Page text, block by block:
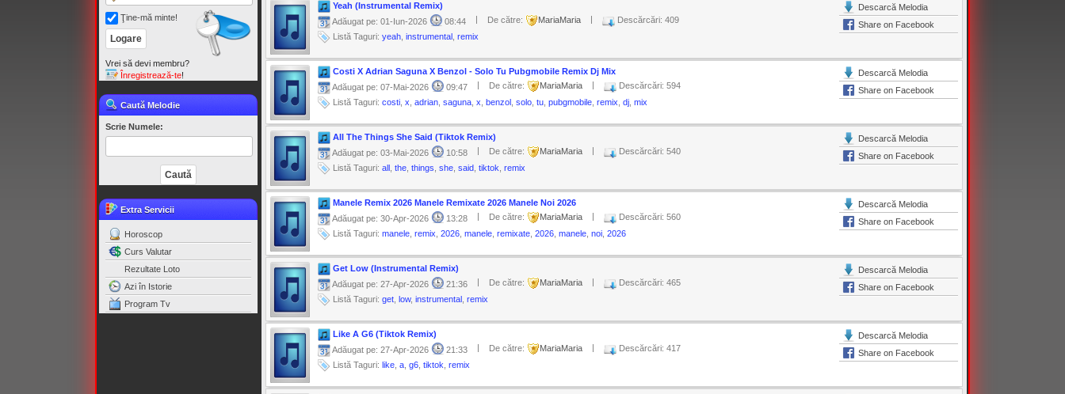
Ţine-mă minte!
Vrei să devi membru?
Înregistrează-te!
Caută Melodie
Scrie Numele:
Extra Servicii
Horoscop
Curs Valutar
Rezultate Loto
Azi în Istorie
Program Tv
Yeah (Instrumental Remix)
Adăugat pe: 01-Iun-2026
08:44 De către: MariaMaria
Descărcări: 409
Listă Taguri: yeah instrumental remix
Descarcă Melodia
Share on Facebook
Costi X Adrian Saguna X Benzol - Solo Tu Pubgmobile Remix Dj Mix
Adăugat pe: 07-Mai-2026
09:47 De către: MariaMaria
Descărcări: 594
Listă Taguri: costi x adrian saguna x benzol solo tu pubgmobile remix dj mix
Descarcă Melodia
Share on Facebook
All The Things She Said (Tiktok Remix)
Adăugat pe: 03-Mai-2026
10:58 De către: MariaMaria
Descărcări: 540
Listă Taguri: all the things she said tiktok remix
Descarcă Melodia
Share on Facebook
Manele Remix 2026 Manele Remixate 2026 Manele Noi 2026
Adăugat pe: 30-Apr-2026
13:28 De către: MariaMaria
Descărcări: 560
Listă Taguri: manele remix 2026 manele remixate 2026 manele noi 2026
Descarcă Melodia
Share on Facebook
Get Low (Instrumental Remix)
Adăugat pe: 27-Apr-2026
21:36 De către: MariaMaria
Descărcări: 465
Listă Taguri: get low, instrumental remix
Descarcă Melodia
Share on Facebook
Like A G6 (Tiktok Remix)
Adăugat pe: 27-Apr-2026
21:33 De către: MariaMaria
Descărcări: 417
Listă Taguri: like a g6 tiktok remix
Descarcă Melodia
Share on Facebook